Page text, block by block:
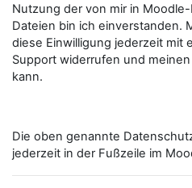
Nutzung der von mir in
Dateien bin ich einverstanden.
diese Einwilligung jederzeit mit
Support widerrufen und
kann.
Die oben genannte
jederzeit in der Fußzeile im